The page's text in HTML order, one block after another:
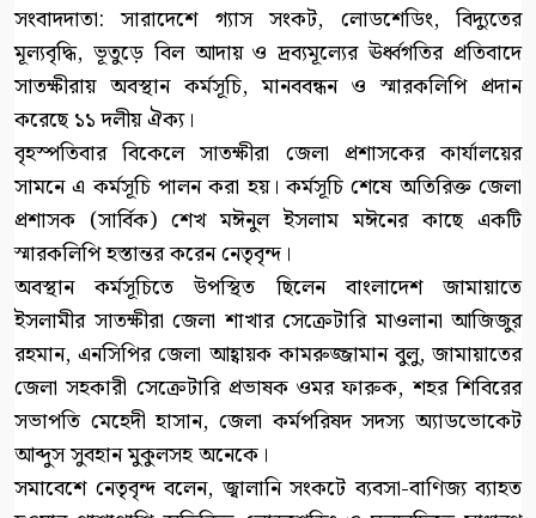
সংবাদদাতা: সারাদেশে গ্যাস সংকট, লোডশেডিং, বিদ্যুতের
মূল্যবৃদ্ধি, ভূতুড়ে বিল আদায় ও দ্রব্যমূল্যের ঊর্ধ্বগতির প্রতিবাদে
সাতক্ষীরায় অবস্থান কর্মসূচি, মানববন্ধন ও স্মারকলিপি প্রদান
করেছে ১১ দলীয় ঐক্য।
বৃহস্পতিবার বিকেলে সাতক্ষীরা জেলা প্রশাসকের কার্যালয়ের
সামনে এ কর্মসূচি পালন করা হয়। কর্মসূচি শেষে অতিরিক্ত জেলা
প্রশাসক (সার্বিক) শেখ মঈনুল ইসলাম মঈনের কাছে একটি
স্মারকলিপি হস্তান্তর করেন নেতৃবৃন্দ।
অবস্থান কর্মসূচিতে উপস্থিত ছিলেন বাংলাদেশ জামায়াতে
ইসলামীর সাতক্ষীরা জেলা শাখার সেক্রেটারি মাওলানা আজিজুর
রহমান, এনসিপির জেলা আহ্বায়ক কামরুজ্জামান বুলু, জামায়াতের
জেলা সহকারী সেক্রেটারি প্রভাষক ওমর ফারুক, শহর শিবিরের
সভাপতি মেহেদী হাসান, জেলা কর্মপরিষদ সদস্য অ্যাডভোকেট
আব্দুস সুবহান মুকুলসহ অনেকে।
সমাবেশে নেতৃবৃন্দ বলেন, জ্বালানি সংকটে ব্যবসা-বাণিজ্য ব্যাহত